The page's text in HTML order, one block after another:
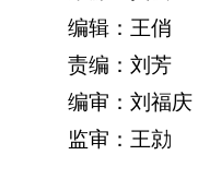
编辑：王俏
责编：刘芳
编审：刘福庆
监审：王勍